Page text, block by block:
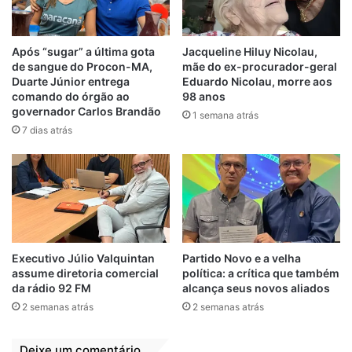
prédio apresenta sinais de infiltração em
pelo menos três pontos, pintura
comprometida e mato acumulado na área
externa.
Além disso, a biblioteca da Academia
encontra-se desativada, com o acervo
encaixotado desde a instalação da
Biblioteca Municipal Jarbas Passarinho no
piso superior do prédio, após a retirada da
mesma de seu espaço original para reforma.
Outro ponto a ser discutido é a cessão de
parte das salas da AGLA para a Secretaria
Municipal de Cultura, atualmente instalada
na sede da entidade. “Vamos sentar com a
Após “sugar” a última gota
de sangue do Procon-MA,
Duarte Júnior entrega
comando do órgão ao
governador Carlos Brandão
7 dias atrás
Jacqueline Hiluy Nicolau,
mãe do ex-procurador-geral
Eduardo Nicolau, morre aos
98 anos
1 semana atrás
Executivo Júlio Valquintan
assume diretoria comercial
da rádio 92 FM
2 semanas atrás
Partido Novo e a velha
política: a crítica que também
alcança seus novos aliados
2 semanas atrás